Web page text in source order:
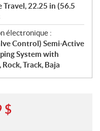
Travel, 22.25 in (56.5
électronique :
Control) Semi-Active
System with
Track, Baja
$